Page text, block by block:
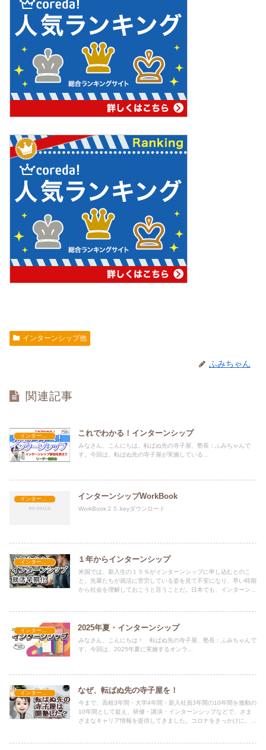
インターンシップ他
ふみちゃん
関連記事
インターンシップ他 これでわかる！インターンシップ
みなさん、こんにちは。転ばぬ先の寺子屋、塾長：ふみちゃんで
す。今回は、転ばぬ先の寺子屋が実施している...
インターンシップ他 インターンシップWorkBook
WorkBook２５.keyダウンロード
１年からインターンシップ
米国では、新入生の１５％がインターンシップに申し込むとのこ
と。先輩たちが就活に苦労している姿を見て不安になり、早い時期
から社会を理解しておこうと言うことだ。日本でも、インターンシ
2025年夏・インターンシップ
みなさん、こんにちは！ 転ばぬ先の寺子屋、塾長：ふみちゃんで
す。今回は、2025年夏に実施するオンラ...
インターンシップ他 なぜ、転ばぬ先の寺子屋を！
今まで、高校3年間・大学4年間・新入社員3年間の10年間を激動の
10年間として捉え、研修・講演・インターンシップなどで、さま
ざまなキャリア情報を提供してきました。コロナをきっかけに、